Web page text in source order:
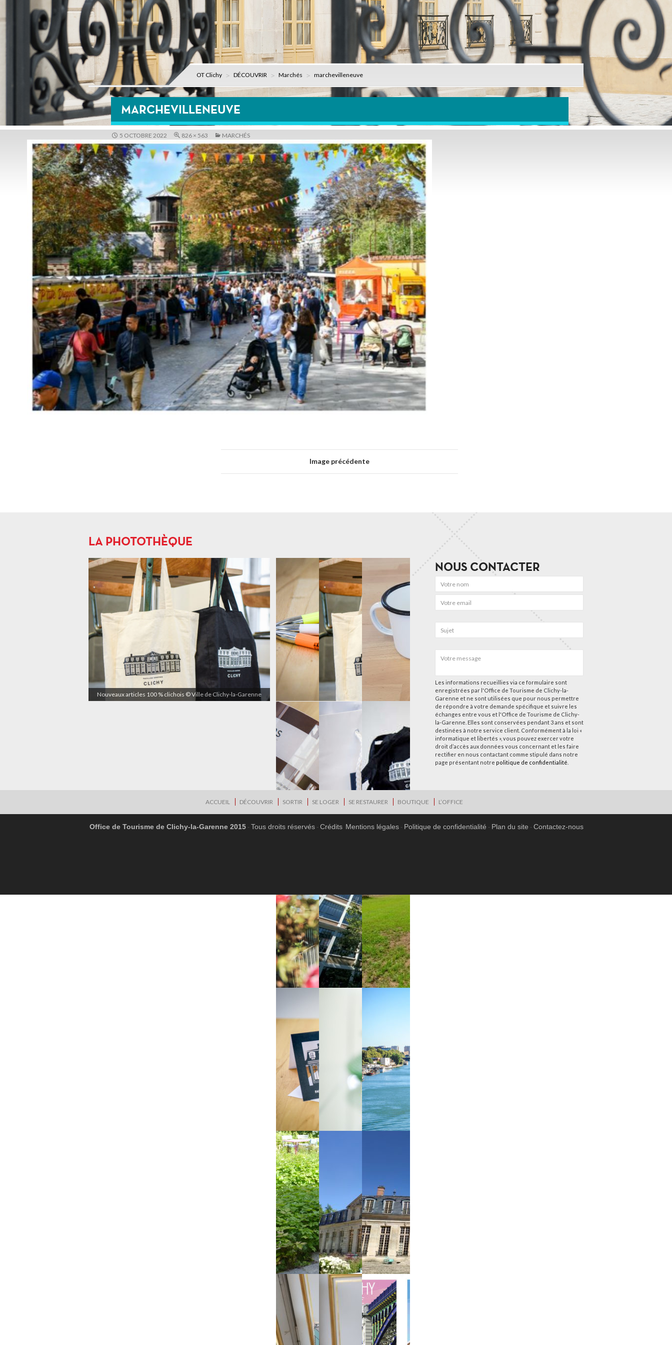
OT Clichy DÉCOUVRIR Marchés marchevilleneuve
MARCHEVILLENEUVE
5 OCTOBRE 2022 826 × 563 MARCHÉS
Image précédente
LA PHOTOTHÈQUE
Nouveaux articles 100 % clichois © Ville de Clichy-la-Garenne
NOUS CONTACTER
Les informations recueillies via ce formulaire sont
enregistrées par l'Office de Tourisme de Clichy-la-
Garenne et ne sont utilisées que pour nous permettre
de répondre à votre demande spécifique et suivre les
échanges entre vous et l'Office de Tourisme de Clichy-
la-Garenne. Elles sont conservées pendant 3 ans et sont
destinées à notre service client. Conformément à la loi «
informatique et libertés », vous pouvez exercer votre
droit d’accès aux données vous concernant et les faire
rectifier en nous contactant comme stipulé dans notre
page présentant notre politique de confidentialité
ACCUEIL DÉCOUVRIR SORTIR SE LOGER SE RESTAURER BOUTIQUE L’OFFICE
Office de Tourisme de Clichy-la-Garenne 2015 Tous droits réservés Crédits Mentions légales Politique de confidentialité Plan du site Contactez-nous